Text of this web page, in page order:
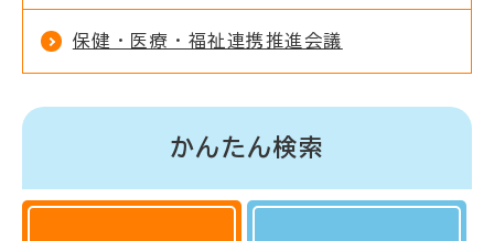
保健・医療・福祉連携推進会議
かんたん検索